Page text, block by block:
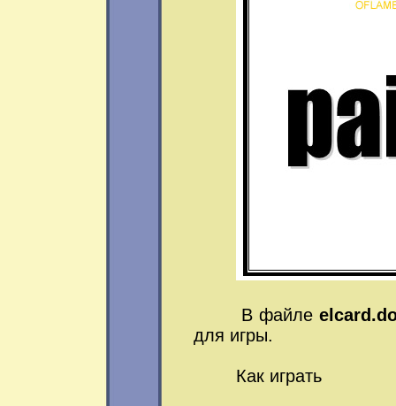
В файле
для игры.
Как играть